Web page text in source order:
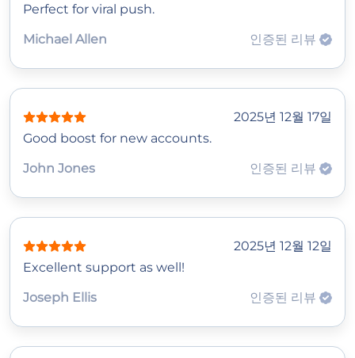
Perfect for viral push.
Michael Allen
인증된 리뷰
2025년 12월 17일
Good boost for new accounts.
John Jones
인증된 리뷰
2025년 12월 12일
Excellent support as well!
Joseph Ellis
인증된 리뷰